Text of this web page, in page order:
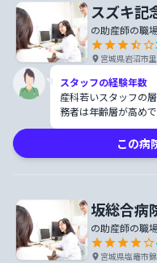
スズキ記
の助産師の職
宮城県岩沼市
スタッフの経験年数
産科若いスタッフの
務者は年齢層が高め
この病
坂総合病
の助産師の職
宮城県塩竈市